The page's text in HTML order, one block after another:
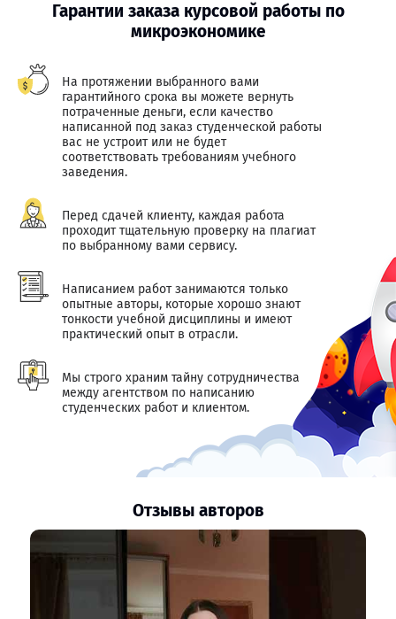
Гарантии заказа курсовой работы по
микроэкономике
На протяжении выбранного вами
гарантийного срока вы можете вернуть
потраченные деньги, если качество
написанной под заказ студенческой работы
вас не устроит или не будет
соответствовать требованиям учебного
заведения.
Перед сдачей клиенту, каждая работа
проходит тщательную проверку на плагиат
по выбранному вами сервису.
Написанием работ занимаются только
опытные авторы, которые хорошо знают
тонкости учебной дисциплины и имеют
практический опыт в отрасли.
Мы строго храним тайну сотрудничества
между агентством по написанию
студенческих работ и клиентом.
Отзывы авторов